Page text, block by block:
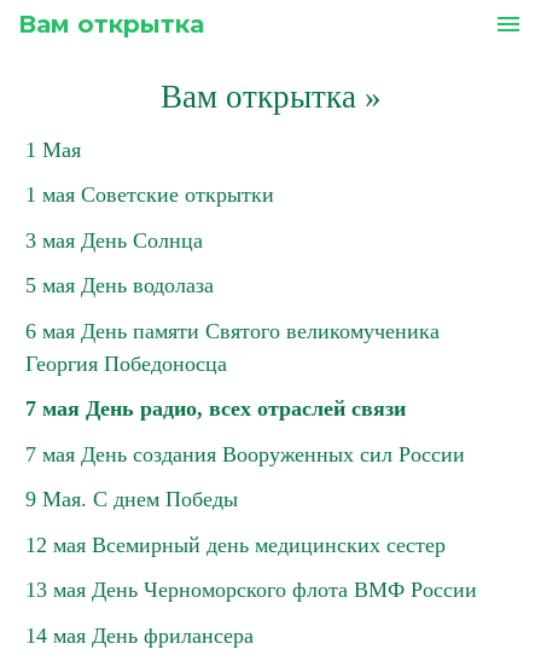
Вам открытка menu
Вам открытка»
1 Мая
1 мая Советские открытки
3 мая День Солнца
5 мая День водолаза
6 мая День памяти Святого великомученика
Георгия Победоносца
7 мая День радио, всех отраслей связи
7 мая День создания Вооруженных сил России
9 Мая. С днем Победы
12 мая Всемирный день медицинских сестер
13 мая День Черноморского флота ВМФ России
14 мая День фрилансера